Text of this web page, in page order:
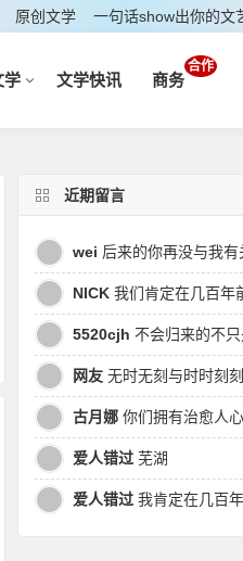
原创文学 一句话show出你的文
学 文学快讯 商务
合作
近期留言
wei 后来的你再没与我有关联，可是后来我的时间皆是你，都说
NICK 我们肯定在几百年前就说过爱，今生却错过。此生无悔，与你爱过
5520cjh 不会归来的不只是时
网友 无时无刻与时时刻
古月娜 你们拥有治愈人心的力量，愿也将
爱人错过 芜湖
爱人错过 我肯定在几百年前就说过爱你，只是你忘了，我也记不起。我肯定在几百年前就说过爱你，只是你忘了，我也记